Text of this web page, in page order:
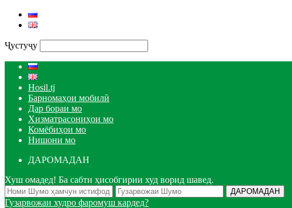
Ҷустуҷу
Hosil.tj
Барномаҳои мобилӣ
Дар бораи мо
Хизматрасониҳои мо
Комёбиҳои мо
Нишони мо
ДАРОМАДАН
Хуш омадед! Ба сабти ҳисобгирии худ ворид шавед.
Гузарвожаи худро фаромуш кардед?